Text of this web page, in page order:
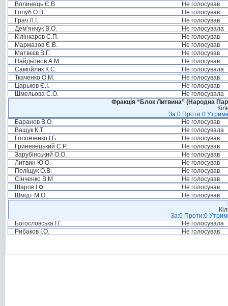
Волинець Є.В.
Не голосував
Голуб О.В.
Не голосував
Грач Л.І.
Не голосував
Дем’янчук В.О.
Не голосувала
Кілінкаров С.П.
Не голосував
Мармазов Є.В.
Не голосував
Матвєєв В.Г.
Не голосував
Найдьонов А.М.
Не голосував
Самойлик К.С.
Не голосувала
Ткаченко О.М.
Не голосував
Царьков Є.І.
Не голосував
Шмельова С.О.
Не голосувала
Фракція “Блок Литвина” (Народна
За:0 Проти:0
Баранов В.О.
Не голосував
Ващук К.Т.
Не голосувала
Головченко І.Б.
Не голосував
Гриневецький С.Р.
Не голосував
Зарубінський О.О.
Не голосував
Литвин Ю.О.
Не голосував
Поліщук О.В.
Не голосував
Сінченко В.М.
Не голосував
Шаров І.Ф.
Не голосував
Шмідт М.О.
Не голосував
За:0 Проти:0
Богословська І.Г.
Не голосувала
Рибаков І.О.
Не голосував